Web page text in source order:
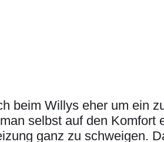
beim Willys eher um ein
selbst auf den Komfort
ganz zu schweigen.